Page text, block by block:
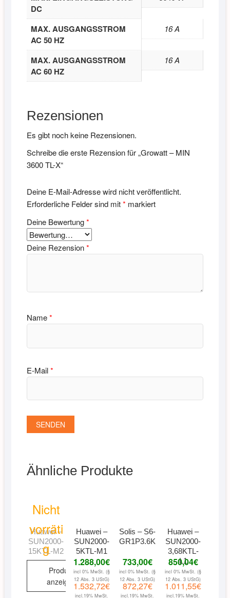
DC
MAX. AUSGANGSSTROM
AC 50 HZ
16 A
MAX. AUSGANGSSTROM
AC 60 HZ
16 A
Rezensionen
Es gibt noch keine Rezensionen.
Schreibe die erste Rezension für „Growatt – MIN
3600 TL-X“
Deine E-Mail-Adresse wird nicht veröffentlicht.
Erforderliche Felder sind mit* markiert
Deine Bewertung*
Deine Rezension*
Name*
E-Mail*
Ähnliche Produkte
Huawei –
SUN2000-
15KTL-M2
Produkt
anzeigen
Nicht
vorräti
g
Huawei –
SUN2000-
5KTL-M1
1.288,00€
incl 0% MwSt. (§
12 Abs. 3 UStG)
1.532,72€
incl.19% MwSt.
Solis – S6-
GR1P3.6K
733,00€
incl 0% MwSt. (§
12 Abs. 3 UStG)
872,27€
incl.19% MwSt.
Huawei –
SUN2000-
3,68KTL-
L1
850,04€
incl 0% MwSt. (§
12 Abs. 3 UStG)
1.011,55€
incl.19% MwSt.